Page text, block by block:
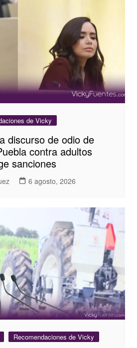
de Vicky
discurso de odio de
contra adultos
sanciones
6 agosto, 2026
Recomendaciones de Vicky